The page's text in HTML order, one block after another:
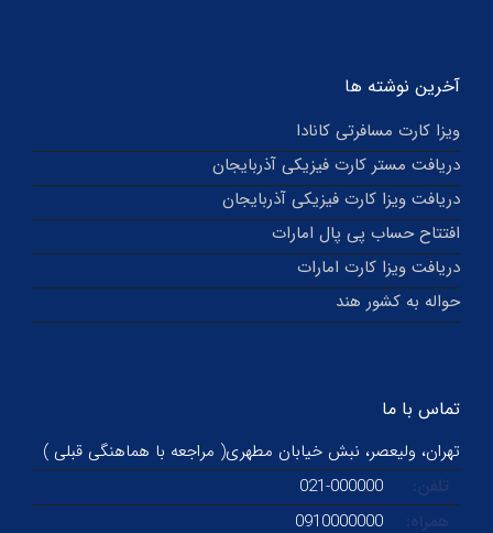
آخرین نوشته ها
ویزا کارت مسافرتی کانادا
دریافت مستر کارت فیزیکی آذربایجان
دریافت ویزا کارت فیزیکی آذربایجان
افتتاح حساب پی پال امارات
دریافت ویزا کارت امارات
حواله به کشور هند
تماس با ما
تهران، ولیعصر، نبش خیابان مطهری( مراجعه با هماهنگی قبلی )
تلفن:
021-000000
همراه:
0910000000